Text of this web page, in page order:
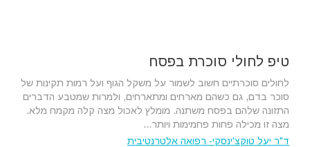
טיפ לחולי סוכרת בפסח
לחולים סוכרתיים חשוב לשמור על משקל הגוף ועל רמות תקינות של
סוכר בדם, גם כשהם מארחים ומתארחים, ולמרות שמטבע הדברים
התזונה שלהם בפסח משתנה. מומלץ לאכול מצה קלה מקמח מלא.
מצה זו מכילה פחות פחמימות ויותר...
ד"ר יעל טוקצ'ינסקי- רפואה אלטרנטיבית